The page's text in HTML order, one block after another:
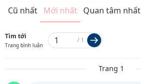
Cũ nhất Mới nhất Quan tâm nhất
Tìm tới
Trang bình luận
/ 1
Trang 1